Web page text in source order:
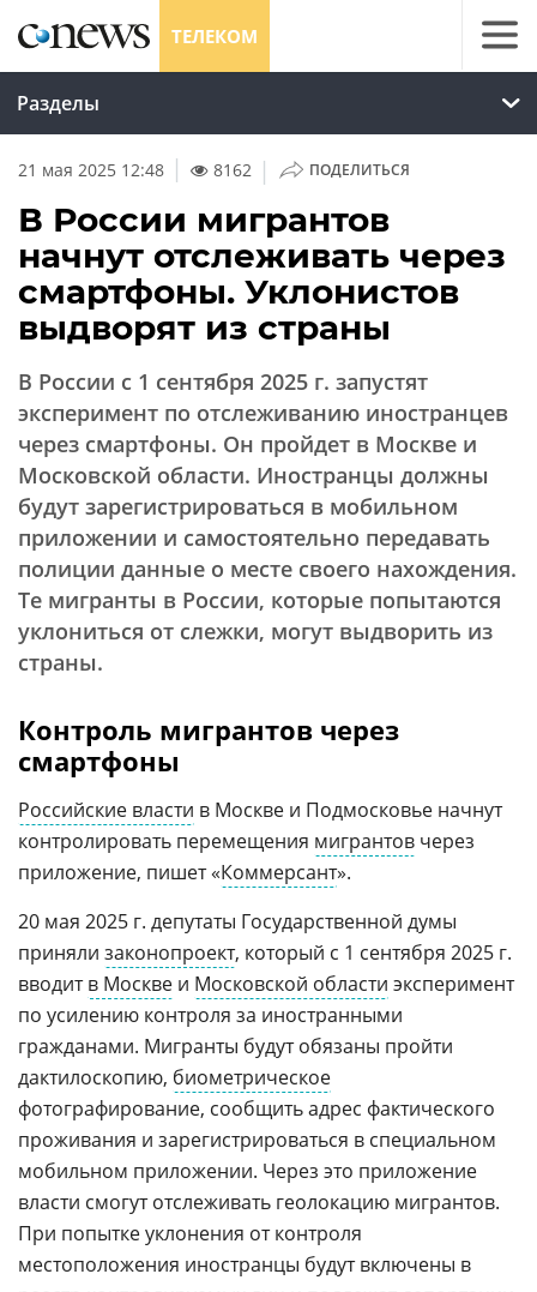
ТЕЛЕКОМ
Разделы
21 мая 2025 12:48 8162 | ПОДЕЛИТЬСЯ
В России мигрантов
начнут отслеживать через
смартфоны. Уклонистов
выдворят из страны
В России с 1 сентября 2025 г. запустят
эксперимент по отслеживанию иностранцев
через смартфоны. Он пройдет в Москве и
Московской области. Иностранцы должны
будут зарегистрироваться в мобильном
приложении и самостоятельно передавать
полиции данные о месте своего нахождения.
Те мигранты в России, которые попытаются
уклониться от слежки, могут выдворить из
страны.
Контроль мигрантов через
смартфоны
Российские власти в Москве и Подмосковье начнут
контролировать перемещения мигрантов через
приложение, пишет «Коммерсант».
20 мая 2025 г. депутаты Государственной думы
приняли законопроект, который с 1 сентября 2025 г.
вводитв Москве и Московской области эксперимент
по усилению контроля за иностранными
гражданами. Мигранты будут обязаны пройти
дактилоскопию, биометрическое
фотографирование, сообщить адрес фактического
проживания и зарегистрироваться в специальном
мобильном приложении. Через это приложение
власти смогут отслеживать геолокацию мигрантов.
При попытке уклонения от контроля
местоположения иностранцы будут включены в